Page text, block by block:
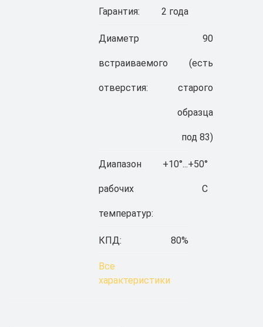
Гарантия: 2 года
Диаметр
встраиваемого
отверстия:
90
(есть
старого
образца
под 83)
Диапазон
рабочих
температур:
+10°...+50°
С
КПД: 80%
Все
характеристики